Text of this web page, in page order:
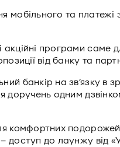
мобільного та платежі
програми саме
від банку та
банкір на зв’язку в
доручень одним
комфортних подорожей
доступ до лаунжу від